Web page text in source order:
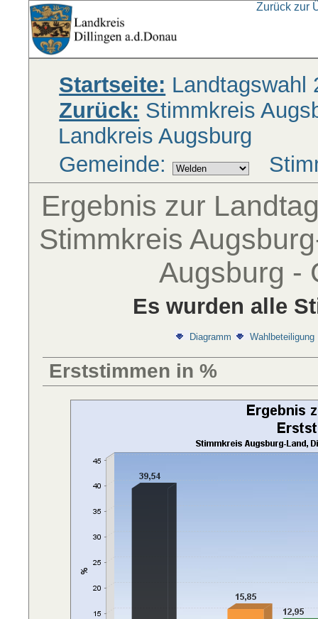
Zurück zur
Startseite: Landtagswahl
Zurück: Stimmkreis
Landkreis Augsburg
Gemeinde:
Ergebnis zur
Stimmkreis
Augsburg -
Es wurden alle
Diagramm Wahlbeteiligung
Erststimmen in %